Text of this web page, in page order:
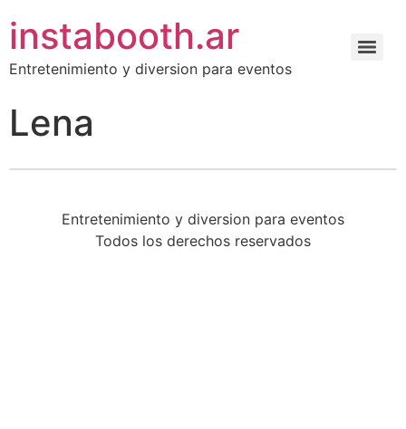
instabooth.ar
Entretenimiento y diversion para eventos
Lena
Entretenimiento y diversion para eventos
Todos los derechos reservados